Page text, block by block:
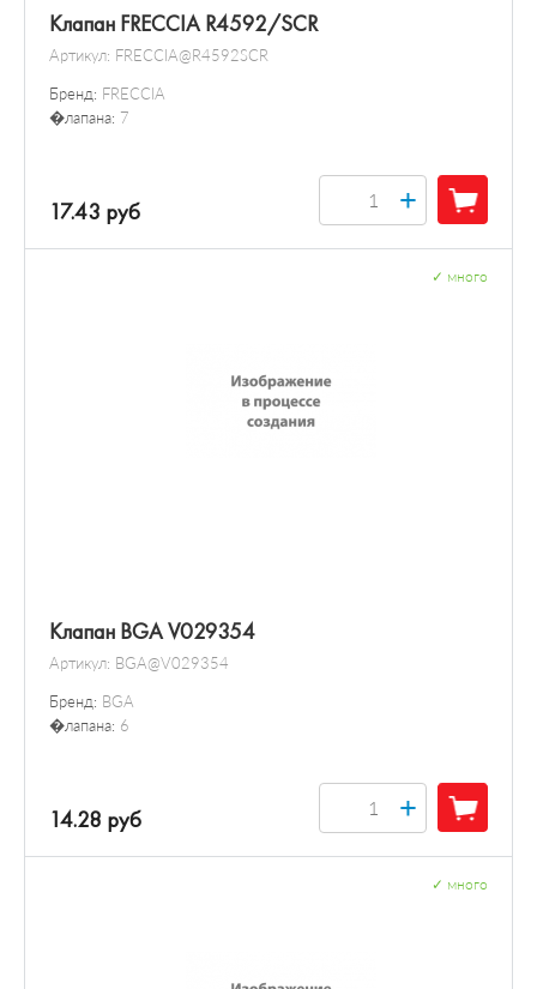
Клапан FRECCIA R4592/SCR
Артикул: FRECCIA@R4592SCR
Бренд: FRECCIA
�лапана: 7
17.43 руб +
Клапан BGA V029354
Артикул: BGA@V029354
Бренд: BGA
�лапана: 6
много
14.28 руб +
много